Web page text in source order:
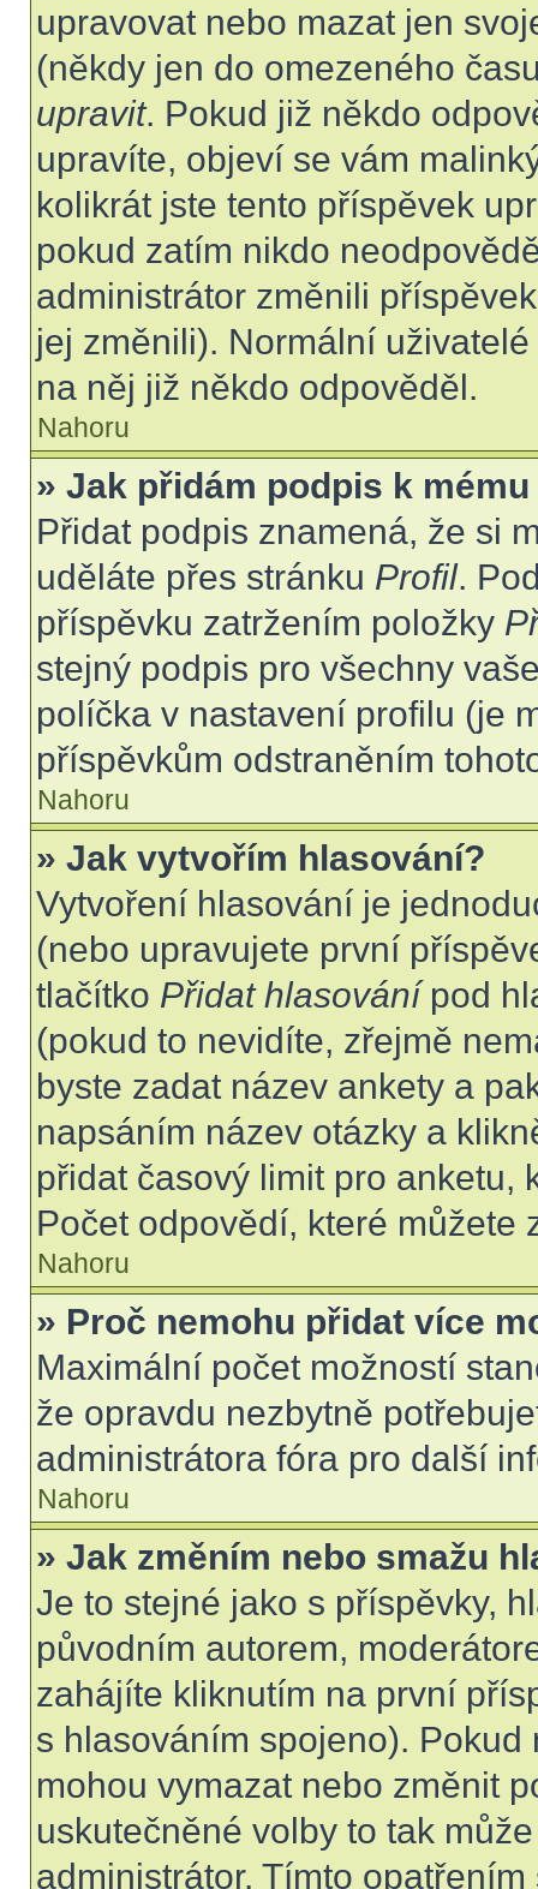
upravovat nebo mazat jen
(někdy jen do omezeného
upravit. Pokud již někdo
upravíte, objeví se vám
kolikrát jste tento příspěvek
pokud zatím nikdo
administrátor změnili
jej změnili). Normální
na něj již někdo odpověděl.
Nahoru
» Jak přidám podpis k
Přidat podpis znamená, že si
uděláte přes stránku Profil.
příspěvku zatržením položky
stejný podpis pro všechny
políčka v nastavení profilu (je
příspěvkům odstraněním
Nahoru
» Jak vytvořím hlasování?
Vytvoření hlasování je
(nebo upravujete první
tlačítko Přidat hlasovánípod
(pokud to nevidíte, zřejmě
byste zadat název ankety a
napsáním název otázky a
přidat časový limit pro anketu,
Počet odpovědí, které můžete
Nahoru
» Proč nemohu přidat více
Maximální počet možností
že opravdu nezbytně
administrátora fóra pro další
Nahoru
» Jak změním nebo smažu
Je to stejné jako s příspěvky,
původním autorem,
zahájíte kliknutím na první
s hlasováním spojeno).
mohou vymazat nebo změnit
uskutečněné volby to tak
administrátor. Tímto